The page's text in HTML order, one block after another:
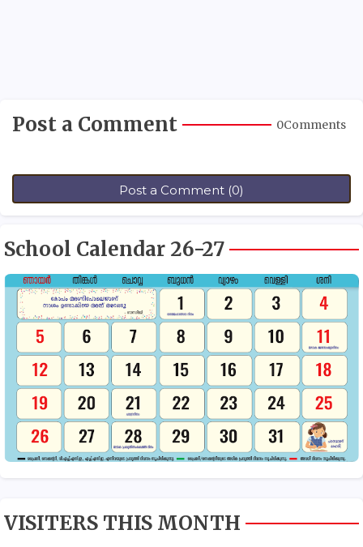
Post a Comment 0Comments
Post a Comment (0)
School Calendar 26-27
VISITERS THIS MONTH